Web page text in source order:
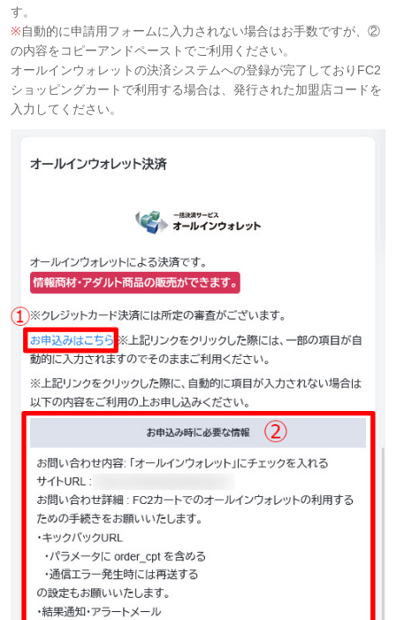
す。
※自動的に申請用フォームに入力されない場合はお手数ですが、②
の内容をコピーアンドペーストでご利用ください。
オールインウォレットの決済システムへの登録が完了しておりFC2
ショッピングカートで利用する場合は、発行された加盟店コードを
入力してください。